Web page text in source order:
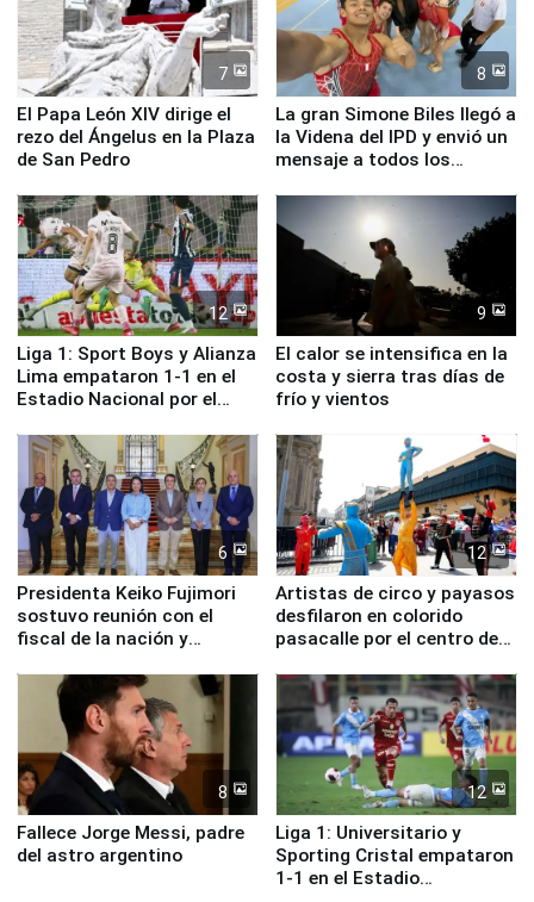
7
El Papa León XIV dirige el
rezo del Ángelus en la Plaza
de San Pedro
8
La gran Simone Biles llegó a
la Videna del IPD y envió un
mensaje a todos los
12
Liga 1: Sport Boys y Alianza
Lima empataron 1-1 en el
Estadio Nacional por el
9
El calor se intensifica en la
costa y sierra tras días de
frío y vientos
6
Presidenta Keiko Fujimori
sostuvo reunión con el
fiscal de la nación y
12
Artistas de circo y payasos
desfilaron en colorido
pasacalle por el centro de
8
Fallece Jorge Messi, padre
del astro argentino
12
Liga 1: Universitario y
Sporting Cristal empataron
1-1 en el Estadio